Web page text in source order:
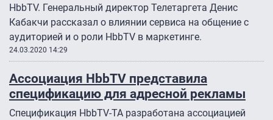
HbbTV. Генеральный директор Телетаргета Денис
Кабакчи рассказал о влиянии сервиса на общение с
аудиторией и о роли HbbTV в маркетинге.
24.03.2020 14:29
Ассоциация HbbTV представила
спецификацию для адресной рекламы
Спецификация HbbTV-TA разработана ассоциацией